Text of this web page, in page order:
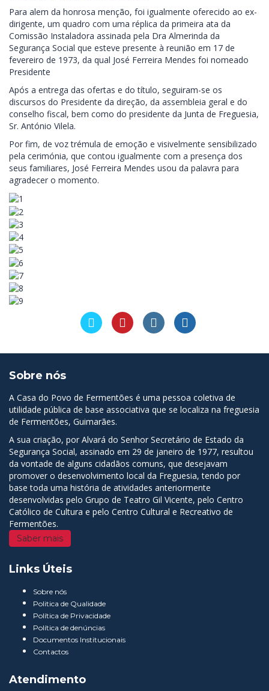
Para alem da honrosa menção, foi igualmente oferecido ao ex-
dirigente, um quadro com uma réplica da primeira ata da
Comissão Instaladora assinada pela Dra Almerinda da
Segurança Social que esteve presente à reunião em 17 de
fevereiro de 1973, da qual José Ferreira Mendes foi nomeado
Presidente
Após a entrega das ofertas e do título, seguiram-se os
discursos do Presidente da direção, da assembleia geral e do
conselho fiscal, bem como do presidente da Junta de Freguesia,
Sr. António Vilela.
Por fim, de voz trémula de emoção e visivelmente sensibilizado
pela cerimónia, que contou igualmente com a presença dos
seus familiares, José Ferreira Mendes usou da palavra para
agradecer o momento.
Sobre nós
A Casa do Povo de Fermentões é uma pessoa coletiva de
utilidade pública de base associativa que se localiza na freguesia
de Fermentões, Guimarães.
A sua criação, por Alvará do Senhor Secretário de Estado da
Segurança Social, assinado em 29 de janeiro de 1977, resultou
da vontade de alguns cidadãos comuns, que desejavam
promover o desenvolvimento local da Freguesia, tendo por
base toda uma história de atividades anteriormente
desenvolvidas pelo Grupo de Teatro Gil Vicente, pelo Centro
Católico de Cultura e pelo Centro Cultural e Recreativo de
Fermentões.
Saber mais
Links Úteis
Sobre nós
Politica de Qualidade
Política de Privacidade
Política de denúncias
Documentos Institucionais
Contactos
Atendimento